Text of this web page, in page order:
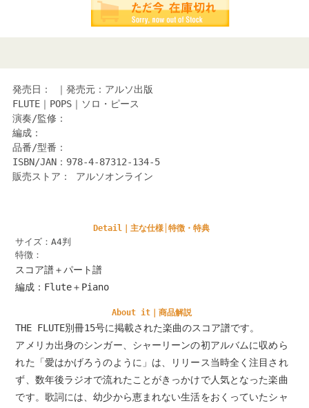
発売日： ｜発売元：アルソ出版
FLUTE｜POPS｜ソロ・ピース
演奏/監修：
編成：
品番/型番：
ISBN/JAN：978-4-87312-134-5
販売ストア： アルソオンライン
Detail｜主な仕様│特徴・特典
サイズ：A4判
特徴：
スコア譜＋パート譜
編成：Flute＋Piano
About it｜商品解説
THE FLUTE別冊15号に掲載された楽曲のスコア譜です。
アメリカ出身のシンガー、シャーリーンの初アルバムに収めら
れた「愛はかげろうのように」は、リリース当時全く注目され
ず、数年後ラジオで流れたことがきっかけで人気となった楽曲
です。歌詞には、幼少から恵まれない生活をおくっていたシャ